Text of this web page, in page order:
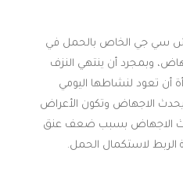
سي جي الخاص بالحمل في
وبمجرد أن ينتهي النزف
أن تعود لنشاطها اليومي
الاجهاض وتكون الأعراض
الاجهاض بسبب ضعف عنق
الربط لاستكمال الحمل.